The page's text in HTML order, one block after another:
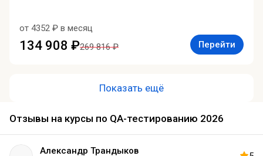
от 4352 ₽ в месяц
134 908 ₽269 816 ₽ Перейти
Показать ещё
Отзывы на курсы по QA-тестированию 2026
Александр Трандыков